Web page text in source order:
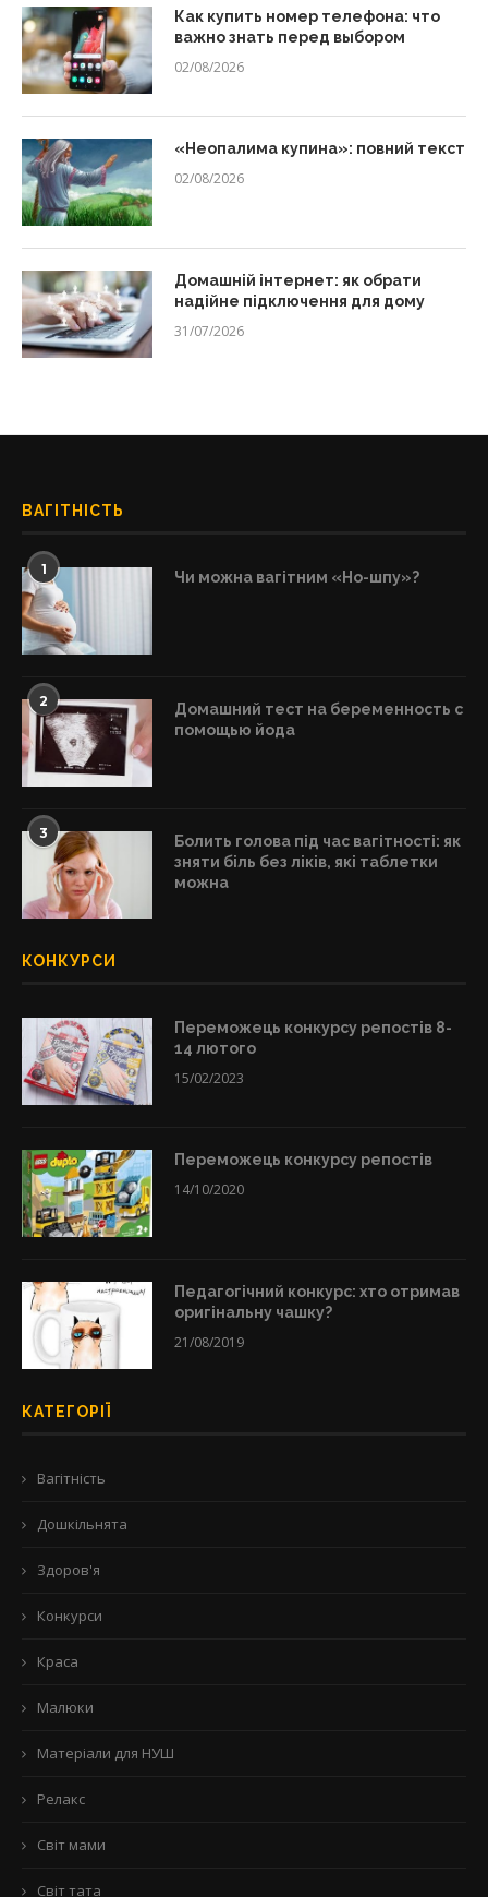
Как купить номер телефона: что
важно знать перед выбором
02/08/2026
«Неопалима купина»: повний текст
02/08/2026
Домашній інтернет: як обрати
надійне підключення для дому
31/07/2026
ВАГІТНІСТЬ
1 Чи можна вагітним «Но-шпу»?
2
Домашний тест на беременность с
помощью йода
3
Болить голова під час вагітності: як
зняти біль без ліків, які таблетки
можна
КОНКУРСИ
Переможець конкурсу репостів 8-
14 лютого
15/02/2023
Переможець конкурсу репостів
14/10/2020
Педагогічний конкурс: хто отримав
оригінальну чашку?
21/08/2019
КАТЕГОРІЇ
Вагітність
Дошкільнята
Здоров'я
Конкурси
Краса
Малюки
Матеріали для НУШ
Релакс
Світ мами
Світ тата